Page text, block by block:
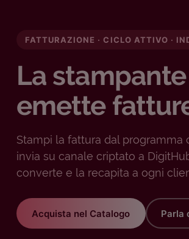
FATTURAZIONE · CICLO ATTIVO ·
La
emette
Stampi la fattura dal programma
invia su canale criptato a
converte e la recapita a ogni
Acquista nel Catalogo Parla